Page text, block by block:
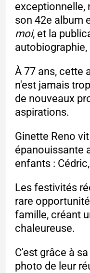
exceptionnelle,
son 42e album
moi, et la
autobiographie,
À 77 ans, cette
n'est jamais
de nouveaux
aspirations.
Ginette Reno
épanouissante
enfants :
Les festivités
rare
famille, créant
chaleureuse.
C'est grâce à
photo de leur